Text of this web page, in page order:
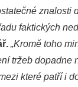
znalosti
faktických
„Kromě toho
tržeb dopadne
které patří i